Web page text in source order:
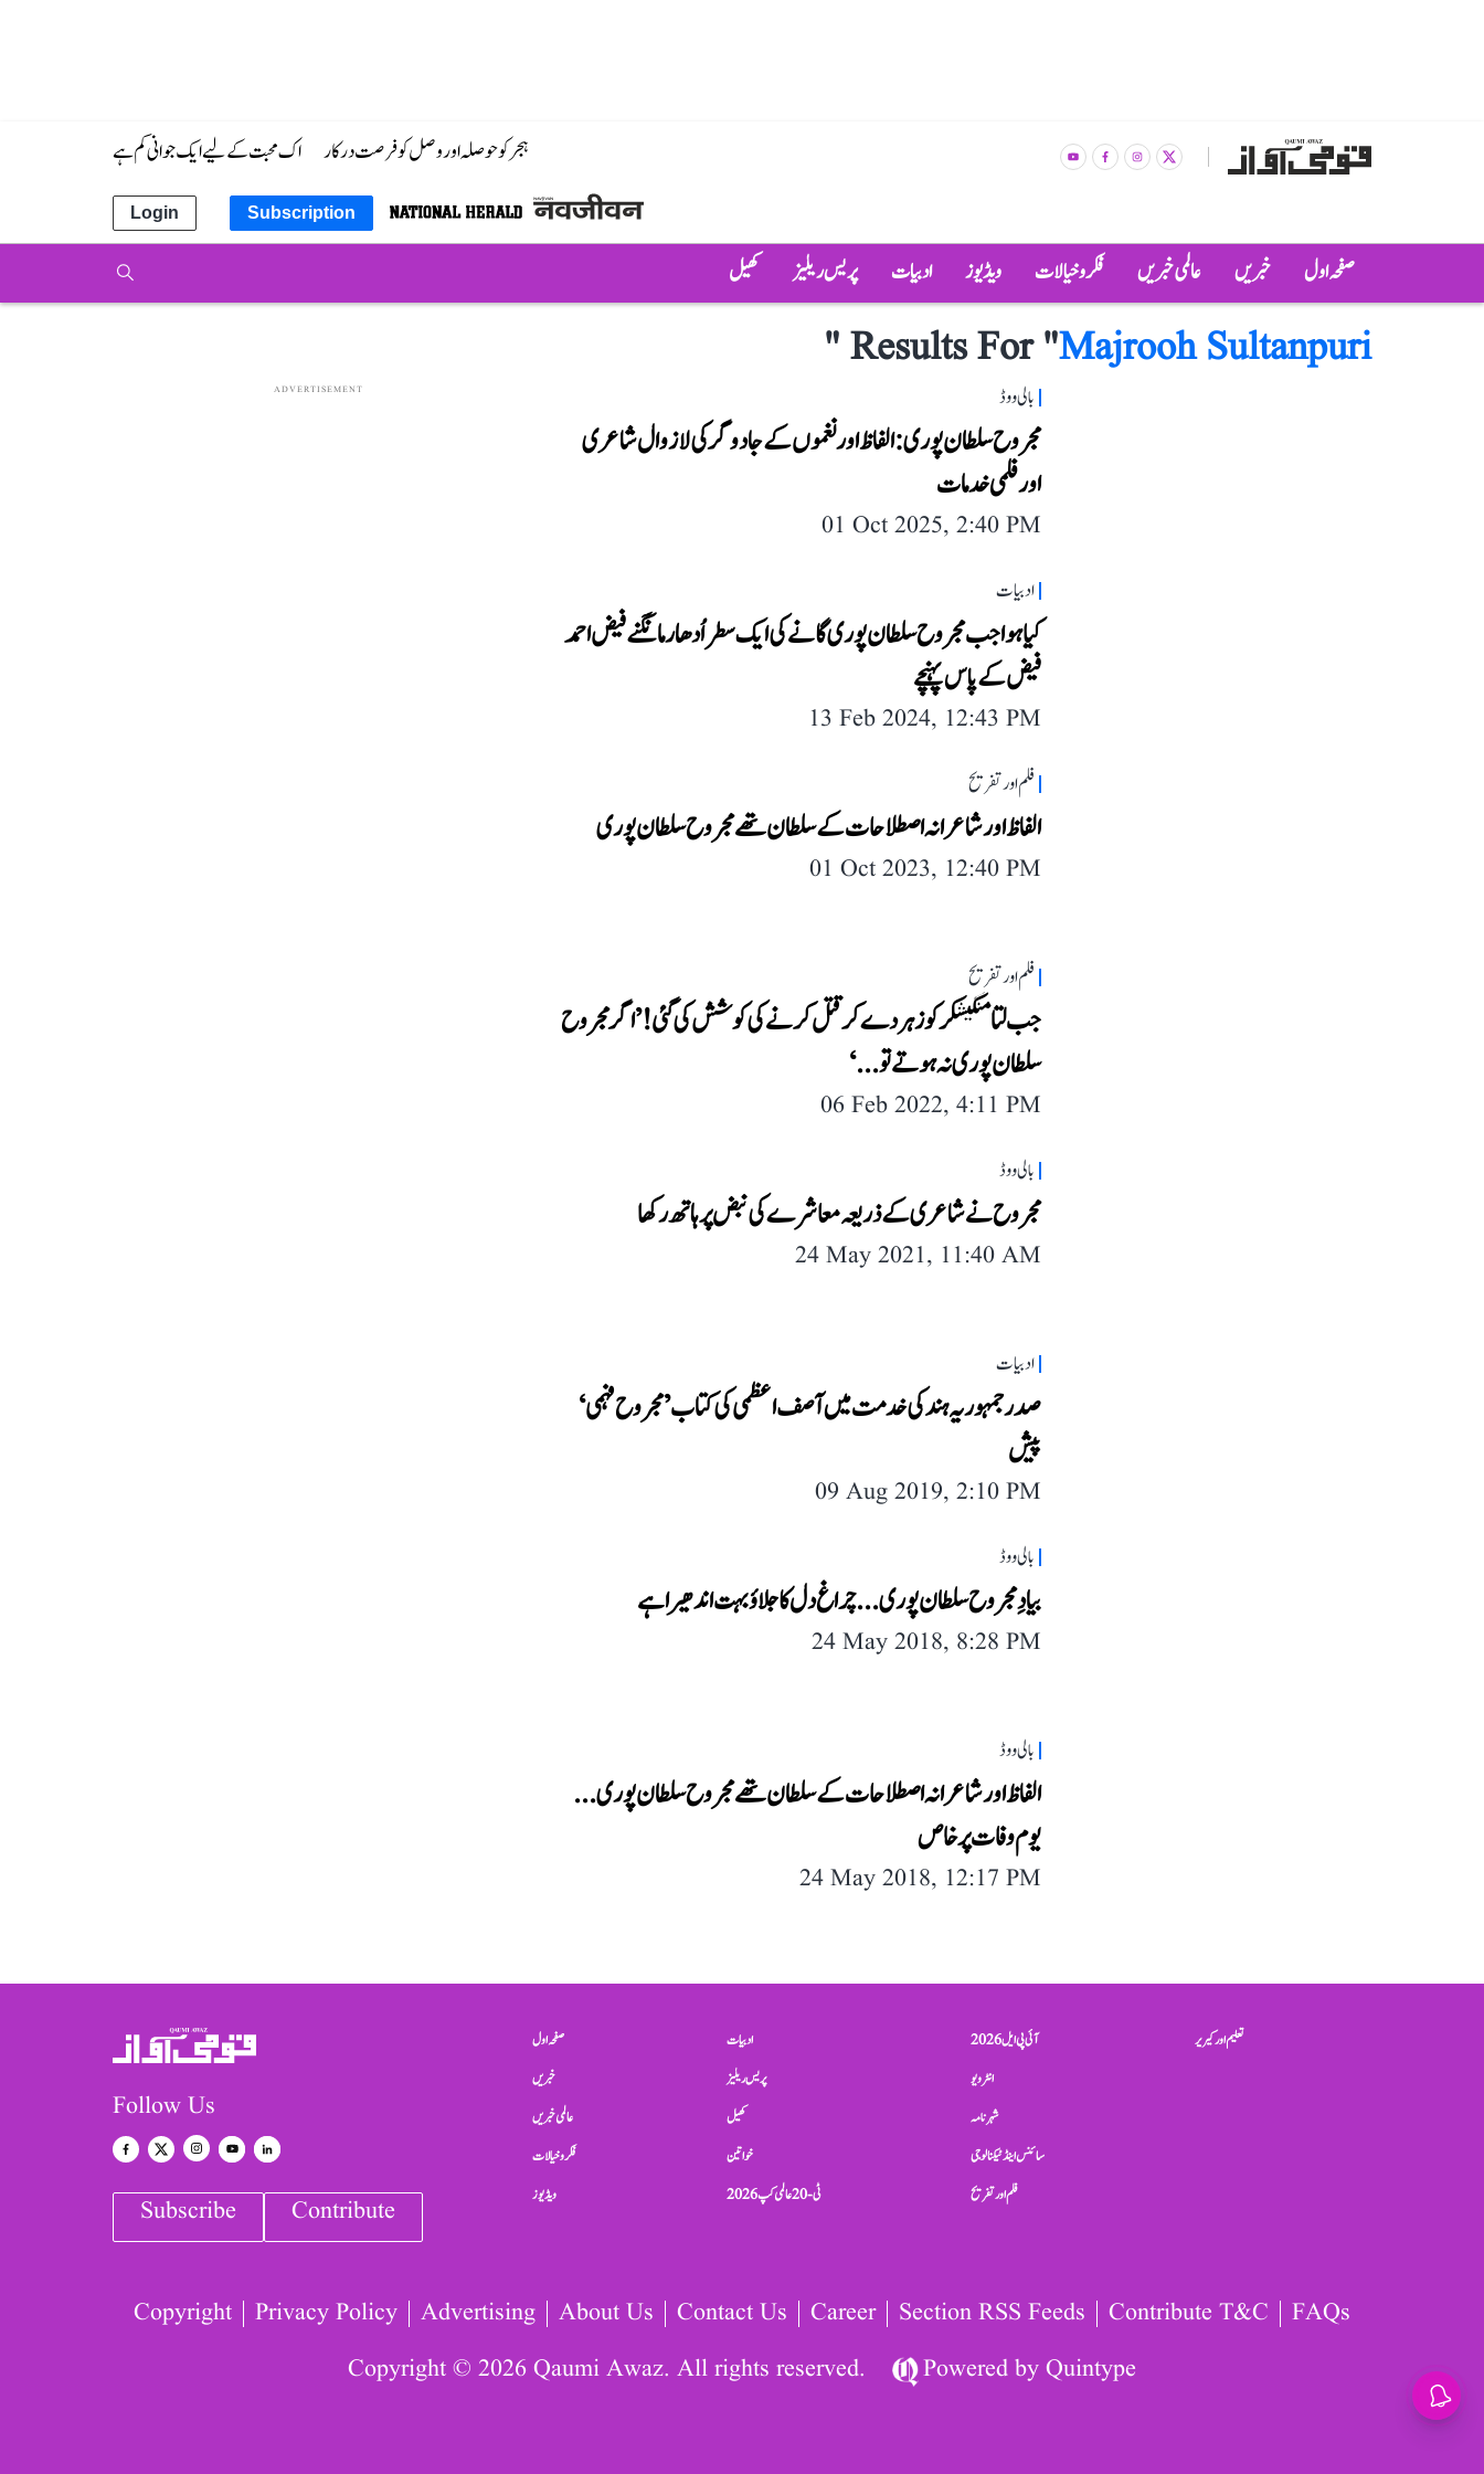
ہجر کو حوصلہ اور وصل کو فرصت درکار اک محبت کے لیے ایک جوانی کم ہے
Subscription
Login
صفحہ اول خبریں عالمی خبریں فکر و خیالات ویڈیوز ادبیات پریس ریلیز کھیل
Results For "Majrooh Sultanpuri
"
بالی ووڈ
مجروح سلطان پوری: الفاظ اور نغموں کے جادوگر کی لازوال شاعری
اور فلمی خدمات
01 Oct 2025, 2:40 PM
ادبیات
کیا ہوا جب مجروح سلطان پوری گانے کی ایک سطر اُدھار مانگنے فیض احمد
فیض کے پاس پہنچے
13 Feb 2024, 12:43 PM
فلم اور تفریح
الفاظ اور شاعرانہ اصطلاحات کے سلطان تھے مجروح سلطان پوری
01 Oct 2023, 12:40 PM
فلم اور تفریح
جب لتا منگیشکر کو زہر دے کر قتل کرنے کی کوشش کی گئی! ’اگر مجروح
سلطان پوری نہ ہوتے تو...‘
06 Feb 2022, 4:11 PM
بالی ووڈ
مجروح نے شاعری کے ذریعہ معاشرے کی نبض پر ہاتھ رکھا
24 May 2021, 11:40 AM
ادبیات
صدر جمہوریہ ہند کی خدمت میں آصف اعظمی کی کتاب ’مجروح فہمی‘
پیش
09 Aug 2019, 2:10 PM
بالی ووڈ
بیادِ مجروح سلطان پوری... چراغ دل کا جلاؤ بہت اندھیرا ہے
24 May 2018, 8:28 PM
بالی ووڈ
الفاظ اور شاعرانہ اصطلاحات کے سلطان تھے مجروح سلطان پوری...
یوم وفات پر خاص
24 May 2018, 12:17 PM
ADVERTISEMENT
Follow Us
Subscribe Contribute
صفحہ اول
خبریں
عالمی خبریں
فکر و خیالات
ویڈیوز
ادبیات
پریس ریلیز
کھیل
خواتین
ٹی-20 عالمی کپ 2026
آئی پی ایل 2026
انٹرویو
شہرنامہ
سائنس اینڈ ٹیکنالوجی
فلم اور تفریح
تعلیم اور کیریر
Copyright Privacy Policy Advertising About Us Contact Us Career Section RSS Feeds Contribute T&C
FAQs
Copyright © 2026 Qaumi Awaz. All rights reserved.
Powered byQuintype